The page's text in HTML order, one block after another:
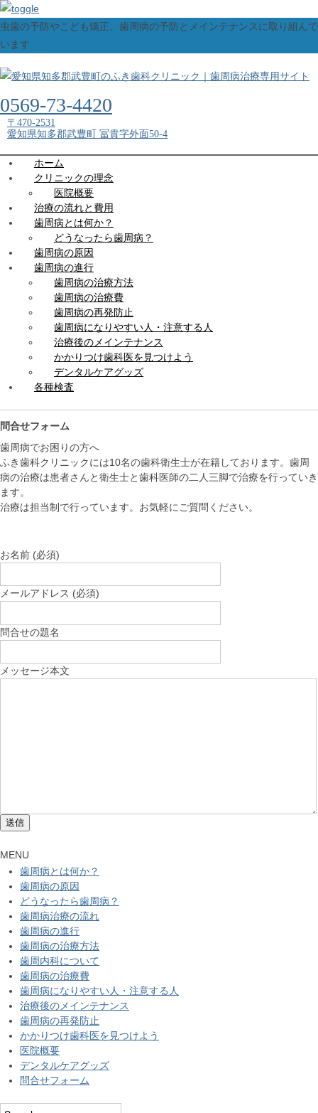
虫歯の予防やこども矯正、歯周病の予防とメインテナンスに取り組んで
います
0569-73-4420
〒470-2531
愛知県知多郡武豊町 冨貴字外面50-4
ホーム
クリニックの理念
医院概要
治療の流れと費用
歯周病とは何か？
どうなったら歯周病？
歯周病の原因
歯周病の進行
歯周病の治療方法
歯周病の治療費
歯周病の再発防止
歯周病になりやすい人・注意する人
治療後のメインテナンス
かかりつけ歯科医を見つけよう
デンタルケアグッズ
各種検査
問合せフォーム
歯周病でお困りの方へ
ふき歯科クリニックには10名の歯科衛生士が在籍しております。歯周
病の治療は患者さんと衛生士と歯科医師の二人三脚で治療を行っていき
ます。
治療は担当制で行っています。お気軽にご質問ください。
お名前 (必須)
メールアドレス (必須)
問合せの題名
メッセージ本文
MENU
歯周病とは何か？
歯周病の原因
どうなったら歯周病？
歯周病治療の流れ
歯周病の進行
歯周病の治療方法
歯周内科について
歯周病の治療費
歯周病になりやすい人・注意する人
治療後のメインテナンス
歯周病の再発防止
かかりつけ歯科医を見つけよう
医院概要
デンタルケアグッズ
問合せフォーム